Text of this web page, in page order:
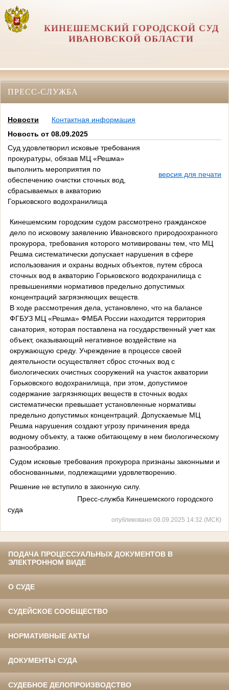
КИНЕШЕМСКИЙ ГОРОДСКОЙ СУД
ИВАНОВСКОЙ ОБЛАСТИ
ПРЕСС-СЛУЖБА
Новости
Контактная информация
Новость от 08.09.2025
Суд удовлетворил исковые требования
прокуратуры, обязав МЦ «Решма»
выполнить мероприятия по
обеспечению очистки сточных вод,
сбрасываемых в акваторию
Горьковского водохранилища
версия для печати
Кинешемским городским судом рассмотрено гражданское
дело по исковому заявлению Ивановского природоохранного
прокурора, требования которого мотивированы тем, что МЦ
Решма систематически допускает нарушения в сфере
использования и охраны водных объектов, путем сброса
сточных вод в акваторию Горьковского водохранилища с
превышениями нормативов предельно допустимых
концентраций загрязняющих веществ.
В ходе рассмотрения дела, установлено, что на балансе
ФГБУЗ МЦ «Решма» ФМБА России находится территория
санатория, которая поставлена на государственный учет как
объект, оказывающий негативное воздействие на
окружающую среду. Учреждение в процессе своей
деятельности осуществляет сброс сточных вод с
биологических очистных сооружений на участок акватории
Горьковского водохранилища, при этом, допустимое
содержание загрязняющих веществ в сточных водах
систематически превышает установленные нормативы
предельно допустимых концентраций. Допускаемые МЦ
Решма нарушения создают угрозу причинения вреда
водному объекту, а также обитающему в нем биологическому
разнообразию.
Судом исковые требования прокурора признаны законными и
обоснованными, подлежащими удовлетворению.
Решение не вступило в законную силу.
Пресс-служба Кинешемского городского
суда
опубликовано 08.09.2025 14:32 (МСК)
ПОДАЧА ПРОЦЕССУАЛЬНЫХ ДОКУМЕНТОВ В
ЭЛЕКТРОННОМ ВИДЕ
О СУДЕ
СУДЕЙСКОЕ СООБЩЕСТВО
НОРМАТИВНЫЕ АКТЫ
ДОКУМЕНТЫ СУДА
СУДЕБНОЕ ДЕЛОПРОИЗВОДСТВО